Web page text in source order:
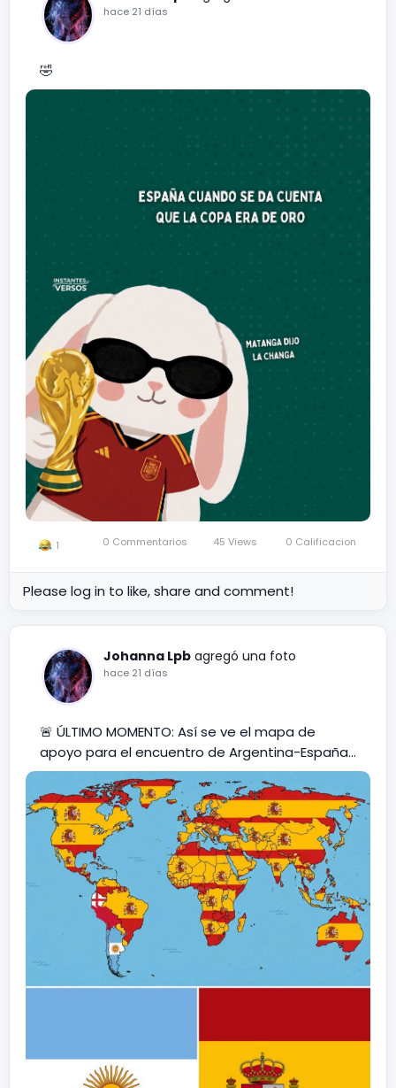
hace 21 días
🤣
1 0 Commentarios 45 Views 0 Calificacion
Please log in to like, share and comment!
Johanna Lpb agregó una foto
hace 21 días
🚨 ÚLTIMO MOMENTO: Así se ve el mapa de
apoyo para el encuentro de Argentina-España…